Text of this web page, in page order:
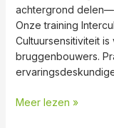
achtergrond
Onze training
Cultuursensitiviteit
bruggenbouwers.
Meer lezen »